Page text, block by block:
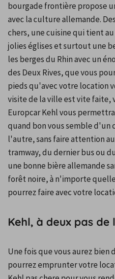
bourgade frontière propose
avec la culture allemande.
chers, une cuisine qui tient
jolies églises et surtout une
les berges du Rhin avec un
des Deux Rives, que vous
pieds qu'avec votre location
visite de la ville est vite faite,
Europcar Kehl vous
quand bon vous semble d'un
l'autre, sans faire attention
tramway, du dernier bus ou
une bonne bière allemande
forêt noire, à n'importe
pourrez faire avec votre
Kehl, à deux pas de
Une fois que vous aurez bien
pourrez emprunter votre